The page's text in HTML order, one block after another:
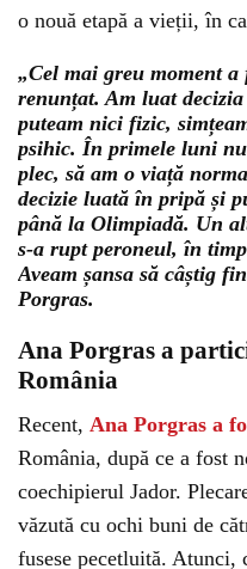
o nouă etapă a vieții, în
„Cel mai greu moment
renunțat. Am luat
puteam nici fizic,
psihic. În primele luni
plec, să am o viață
decizie luată în pripă și
până la Olimpiadă. Un
s-a rupt peroneul, în
Aveam șansa să câștig
Porgras.
Ana Porgras a
România
Recent, Ana Porgras a
România, după ce a fost
coechipierul Jador.
văzută cu ochi buni de
fusese pecetluită. Atunci,